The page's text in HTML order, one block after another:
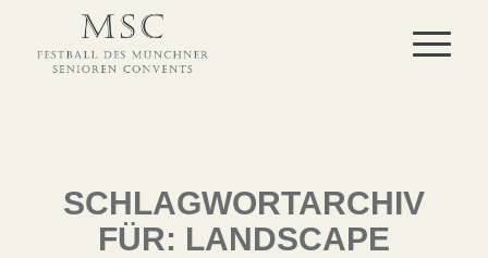
SCHLAGWORTARCHIV
FÜR: LANDSCAPE